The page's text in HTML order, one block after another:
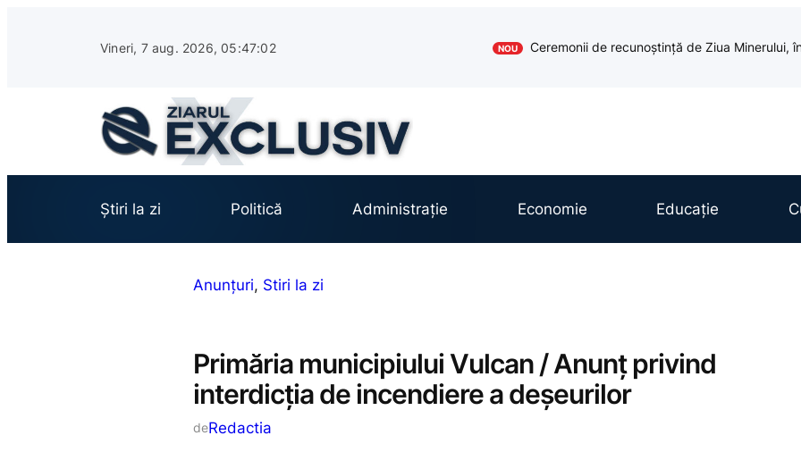
Vineri, 7 aug. 2026, 05:47:03 NOU Ceremonii de recunoștință de Ziua Minerului,
Știri la zi Politică Administrație Economie Educație
Anunțuri, Stiri la zi
Primăria municipiului Vulcan / Anunț privind
interdicția de incendiere a deșeurilor
deRedactia